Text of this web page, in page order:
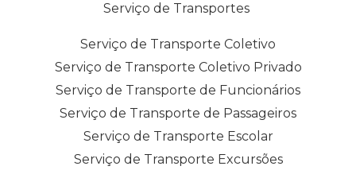
Serviço de Transportes
Serviço de Transporte Coletivo
Serviço de Transporte Coletivo Privado
Serviço de Transporte de Funcionários
Serviço de Transporte de Passageiros
Serviço de Transporte Escolar
Serviço de Transporte Excursões